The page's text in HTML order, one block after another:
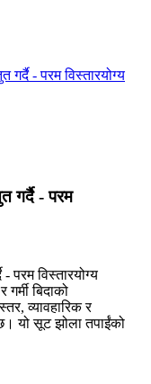
गर्दै - परम विस्तारयोग्य
गर्दै - परम
- परम विस्तारयोग्य
गर्मी बिदाको
व्यावहारिक र
यो सूट झोला तपाईंको